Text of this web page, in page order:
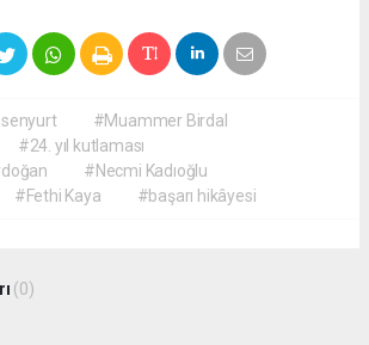
#Muammer Birdal
#24. yıl kutlaması
#Necmi Kadıoğlu
#Fethi Kaya #başarı hikâyesi
(0)